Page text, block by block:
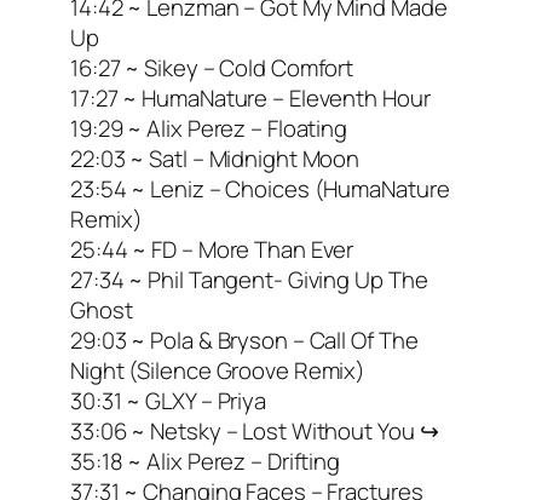
14:42 ~ Lenzman – Got My Mind Made
Up
16:27 ~ Sikey – Cold Comfort
17:27 ~ HumaNature – Eleventh Hour
19:29 ~ Alix Perez – Floating
22:03 ~ Satl – Midnight Moon
23:54 ~ Leniz – Choices (HumaNature
Remix)
25:44 ~ FD – More Than Ever
27:34 ~ Phil Tangent- Giving Up The
Ghost
29:03 ~ Pola & Bryson – Call Of The
Night (Silence Groove Remix)
30:31 ~ GLXY – Priya
33:06 ~ Netsky – Lost Without You ↪
35:18 ~ Alix Perez – Drifting
37:31 ~ Changing Faces – Fractures